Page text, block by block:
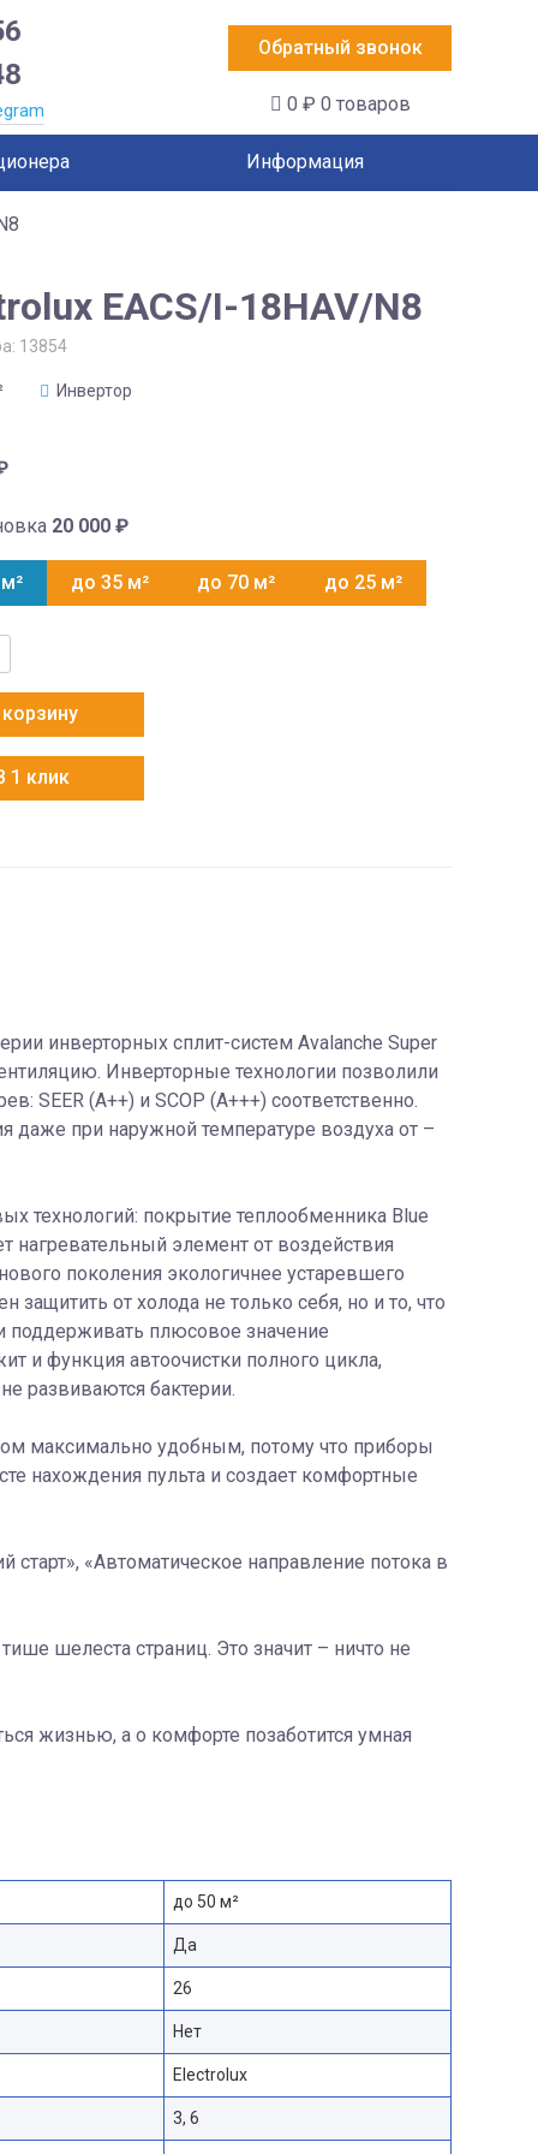
Обратный звонок
0 ₽ 0 товаров
Информация
EACS/I-18HAV/N8
13854
Инвертор
20 000 ₽
до 35 м² до 70 м² до 25 м²
1 клик
инверторных сплит-систем Avalanche Super
Инверторные технологии позволили
SEER (A++) и SCOP (A+++) соответственно.
даже при наружной температуре воздуха от –
технологий: покрытие теплообменника Blue
нагревательный элемент от воздействия
поколения экологичнее устаревшего
от холода не только себя, но и то, что
поддерживать плюсовое значение
и функция автоочистки полного цикла,
развиваются бактерии.
максимально удобным, потому что приборы
нахождения пульта и создает комфортные
«Автоматическое направление потока в
шелеста страниц. Это значит – ничто не
жизнью, а о комфорте позаботится умная
до 50 м²
Да
26
Нет
Electrolux
3, 6